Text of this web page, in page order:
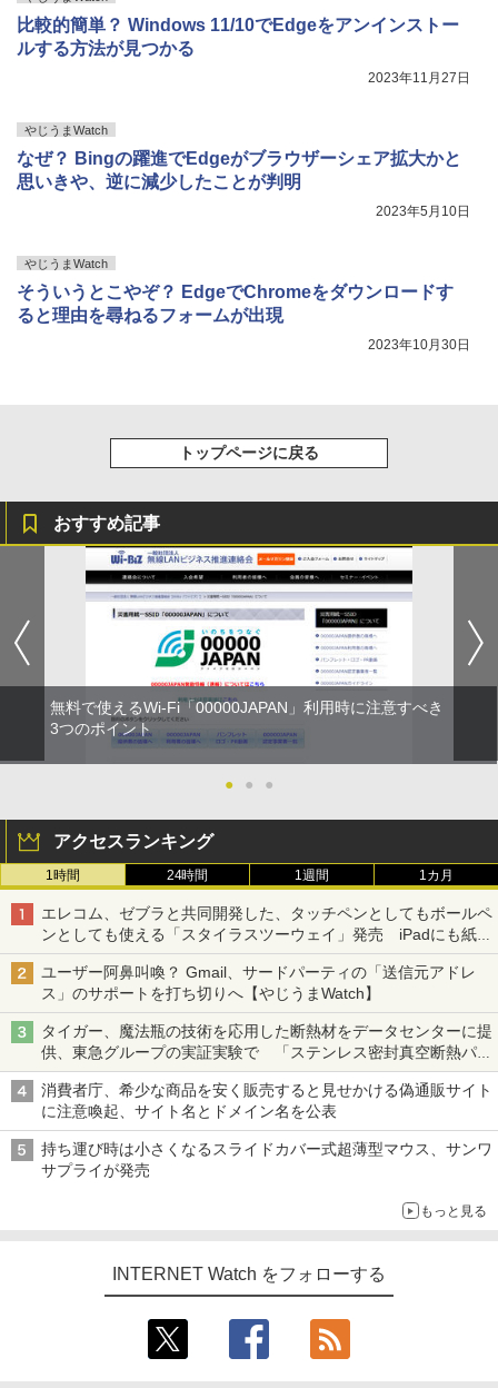
比較的簡単？ Windows 11/10でEdgeをアンインストー
ルする方法が見つかる
2023年11月27日
やじうまWatch
なぜ？ Bingの躍進でEdgeがブラウザーシェア拡大かと
思いきや、逆に減少したことが判明
2023年5月10日
やじうまWatch
そういうとこやぞ？ EdgeでChromeをダウンロードす
ると理由を尋ねるフォームが出現
2023年10月30日
トップページに戻る
おすすめ記事
無料で使えるWi-Fi「00000JAPAN」利用時に注意すべき
3つのポイント
● ● ●
アクセスランキング
1時間 24時間 1週間 1カ月
エレコム、ゼブラと共同開発した、タッチペンとしてもボールペ
ンとしても使える「スタイラスツーウェイ」発売 iPadにも紙に
も、持ち替えずに書き込める
ユーザー阿鼻叫喚？ Gmail、サードパーティの「送信元アドレ
ス」のサポートを打ち切りへ【やじうまWatch】
タイガー、魔法瓶の技術を応用した断熱材をデータセンターに提
供、東急グループの実証実験で 「ステンレス密封真空断熱パネ
ル TIVIP」
消費者庁、希少な商品を安く販売すると見せかける偽通販サイト
に注意喚起、サイト名とドメイン名を公表
持ち運び時は小さくなるスライドカバー式超薄型マウス、サンワ
サプライが発売
もっと見る
INTERNET Watch をフォローする